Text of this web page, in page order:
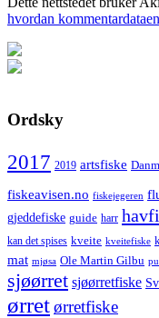
hvordan
Ordsky
2017 2019 artsfiske
fiskeavisen.no fiskejegeren
gjeddefiske guide harr
kan det spises kveite kveitefiske
mat mjøsa Ole Martin Gilbu
sjøørret sjøørretfiske
ørretørretfiske